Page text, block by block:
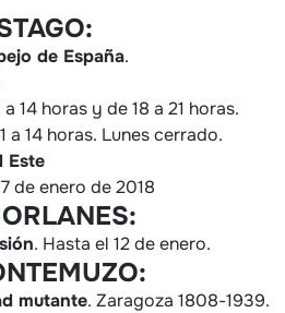
de España.
14 horas y de 18 a 21 horas.
a 14 horas. Lunes cerrado.
Este
de enero de 2018
. Hasta el 12 de enero.
mutante. Zaragoza 1808-1939.